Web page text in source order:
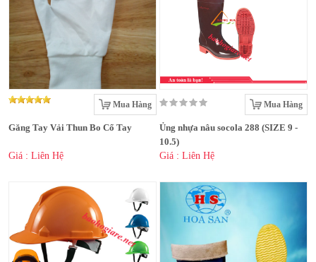
Mua Hàng
Găng Tay Vải Thun Bo Cổ Tay
Giá : Liên Hệ
Mua Hàng
Ủng nhựa nâu socola 288 (SIZE 9 -
10.5)
Giá : Liên Hệ